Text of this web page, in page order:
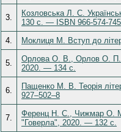
3.
Козловська Л. С.
130 с. — ISBN 966-574-
4.
Моклиця М. Вступ до
5.
Орлова О. В., Орлов О. П.
2020. — 134 с.
6.
Пащенко М. В. Теорія
927–502–8
7.
Ференц Н. С., Чижмар О. М.
"Говерла", 2020. — 132 с.